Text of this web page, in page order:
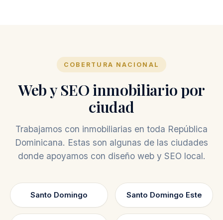
COBERTURA NACIONAL
Web y SEO inmobiliario por
ciudad
Trabajamos con inmobiliarias en toda República
Dominicana. Estas son algunas de las ciudades
donde apoyamos con diseño web y SEO local.
Santo Domingo Santo Domingo Este